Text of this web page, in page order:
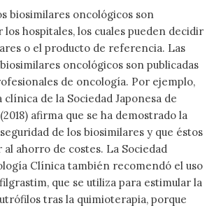
biosimilares oncológicos son
hospitales, los cuales pueden decidir
o el producto de referencia. Las
oncológicos son publicadas
de oncología. Por ejemplo,
de la Sociedad Japonesa de
afirma que se ha demostrado la
de los biosimilares y que éstos
ahorro de costes. La Sociedad
Clínica también recomendó el uso
que se utiliza para estimular la
tras la quimioterapia, porque